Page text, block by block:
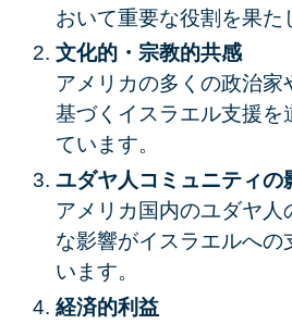
おいて重要な役割を果た
文化的・宗教的共感
アメリカの多くの政治家
基づくイスラエル支援を
ています。
ユダヤ人コミュニティの
アメリカ国内のユダヤ人
な影響がイスラエルへの
います。
経済的利益